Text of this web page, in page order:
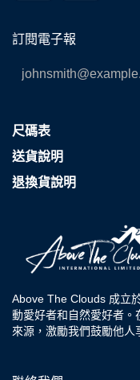
訂閱電子報
尺碼表
送貨說明
退換貨說明
Above The Clouds 成立
動愛好者和自然愛好者
來源，激勵我們鼓勵他人